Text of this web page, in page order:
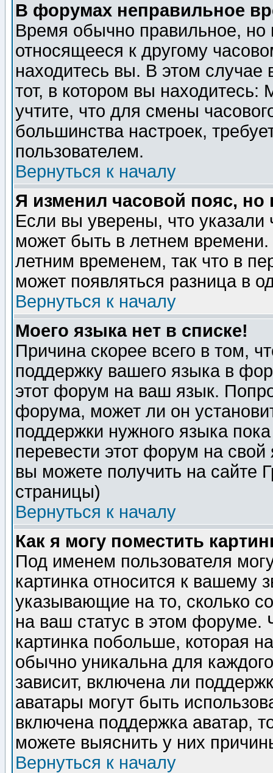
В форумах неправильное
Время обычно правильное,
относящееся к другому
находитесь вы. В этом
тот, в котором вы
учтите, что для смены
большинства настроек,
пользователем.
Вернуться к началу
Я изменил часовой пояс,
Если вы уверены, что указали
может быть в летнем
летним временем, так что в
может появляться разница в
Вернуться к началу
Моего языка нет в списке!
Причина скорее всего в том,
поддержку вашего языка в
этот форум на ваш язык.
форума, может ли он
поддержки нужного языка
перевести этот форум на
вы можете получить на сайте
страницы)
Вернуться к началу
Как я могу поместить
Под именем пользователя
картинка относится к вашему
указывающие на то, сколько
на ваш статус в этом форуме.
картинка побольше, которая
обычно уникальна для
зависит, включена ли
аватары могут быть
включена поддержка аватар,
можете выяснить у них
Вернуться к началу